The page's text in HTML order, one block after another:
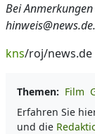
Bei
hinweis@news.de.
kns/roj/news.de
Themen: Film
Erfahren Sie
und die